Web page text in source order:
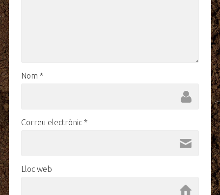
Nom *
Correu electrònic *
Lloc web